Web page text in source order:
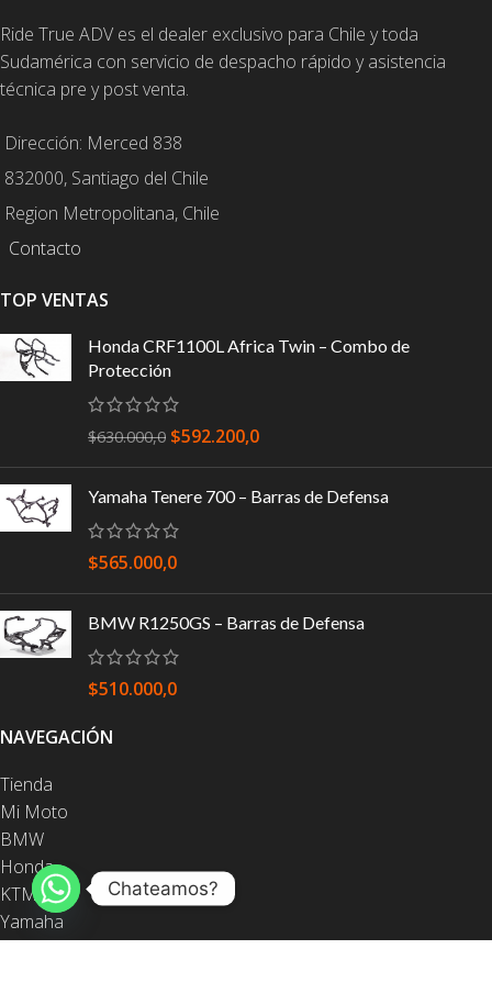
Ride True ADV es el dealer exclusivo para Chile y toda
Sudamérica con servicio de despacho rápido y asistencia
técnica pre y post venta.
Dirección: Merced 838
832000, Santiago del Chile
Region Metropolitana, Chile
Contacto
TOP VENTAS
Honda CRF1100L Africa Twin – Combo de
Protección
$630.000,0 $592.200,0
Yamaha Tenere 700 – Barras de Defensa
$565.000,0
BMW R1250GS – Barras de Defensa
$510.000,0
NAVEGACIÓN
Tienda
Mi Moto
BMW
Honda
KTM
Yamaha
Barras de defensa
Chateamos?